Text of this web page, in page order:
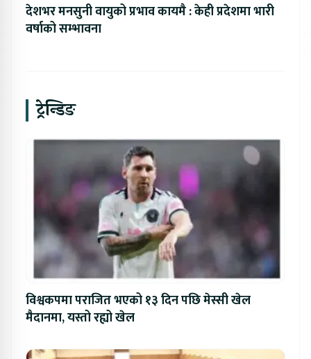
देशभर मनसुनी वायुको प्रभाव कायमै : केही प्रदेशमा भारी
वर्षाको सम्भावना
ट्रेन्डिङ
विश्वकपमा पराजित भएको १३ दिन पछि मेस्सी खेल
मैदानमा, यस्तो रह्यो खेल